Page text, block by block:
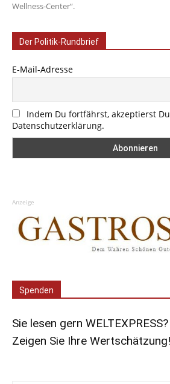
Wellness-Center“.
Der Politik-Rundbrief
E-Mail-Adresse
Indem Du fortfährst, akzeptierst
Datenschutzerklärung.
Anzeige
Spenden
Sie lesen gern WELTEXPRESS?
Zeigen Sie Ihre Wertschätzung!